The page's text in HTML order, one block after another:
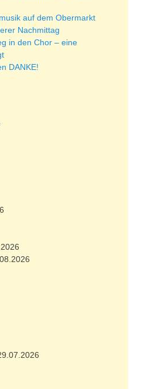
auf dem Obermarkt
Nachmittag
in den Chor – eine
DANKE!